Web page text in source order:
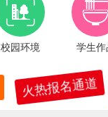
校园环境 学生作
火热报名通道